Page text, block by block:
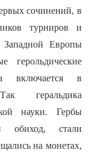
сочинений, в
турниров и
Западной Европы
герольдические
включается в
геральдика
науки. Гербы
обиход, стали
на монетах,